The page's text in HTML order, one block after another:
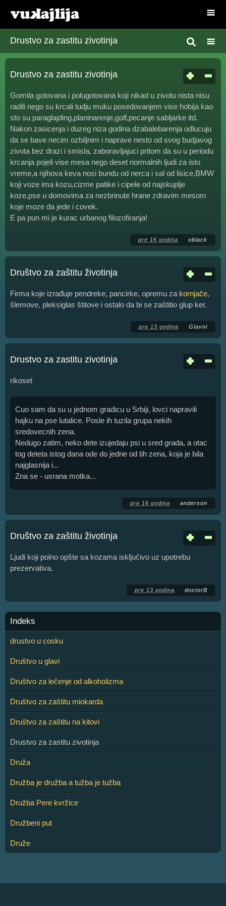
Drustvo za zastitu zivotinja
Drustvo za zastitu zivotinja
Gomila gotovana i polugotovana koji nikad u zivotu nista nisu
radili nego su krcali tudju muku posedovanjem vise hobija kao
sto su paraglajding,planinarenje,golf,pecanje sabljarke itd.
Nakon zasicenja i duzeg niza godina dzabalebarenja odlucuju
da se bave necim ozbiljnim i naprave nesto od svog budjavog
zivota bez drazi i smisla, zaboravljajuci pritom da su u periodu
krcanja pojeli vise mesa nego deset normalnih ljudi za isto
vreme,a njihova keva nosi bundu od nerca i sal od lisice,BMW
koji voze ima kozu,cizme patike i cipele od najskuplje
koze,pse u domovima za nezbrinute hrane zdravim mesom
koje moze da jede i covek.
E pa pun mi je kurac urbanog filozofiranja!
pre 16 godina oblack
Društvo za zaštitu životinja
Firma koje izrađuje pendreke, pancirke, opremu za kornjače,
šlemove, pleksiglas štitove i ostalo da bi se zaštitio glup ker.
pre 13 godina Glavni
Drustvo za zastitu zivotinja
rikoset
Cuo sam da su u jednom gradicu u Srbiji, lovci napravili
hajku na pse lutalice. Posle ih tuzila grupa nekih
sredovecnih zena.
Nedugo zatim, neko dete izujedaju psi u sred grada, a otac
tog deteta istog dana ode do jedne od tih zena, koja je bila
najglasnija i...
Zna se - usrana motka...
pre 16 godina anderson
Društvo za zaštitu životinja
Ljudi koji polno opšte sa kozama isključivo uz upotrebu
prezervativa.
pre 13 godina doctorB
Indeks
drustvo u cosku
Društvo u glavi
Društvo za lečenje od alkoholizma
Društvo za zaštitu miokarda
Društvo za zaštitu na kitovi
Drustvo za zastitu zivotinja
Druža
Družba je družba a tužba je tužba
Družba Pere kvržice
Družbeni put
Druže